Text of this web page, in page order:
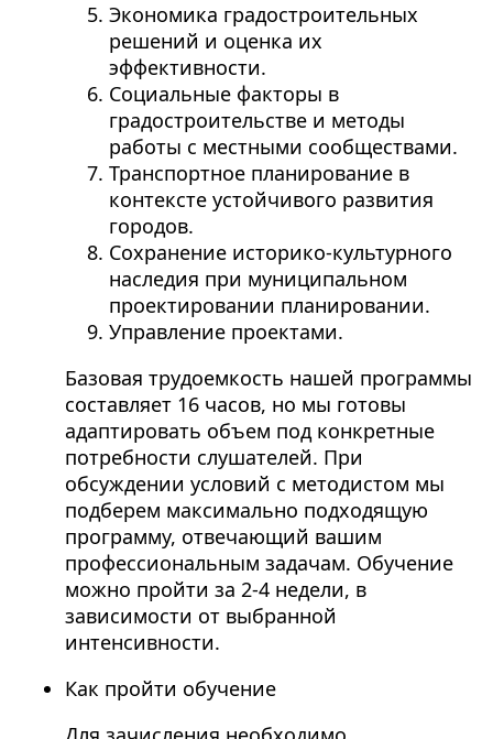
Экономика градостроительных
решений и оценка их
эффективности.
Социальные факторы в
градостроительстве и методы
работы с местными сообществами.
Транспортное планирование в
контексте устойчивого развития
городов.
Сохранение историко-культурного
наследия при муниципальном
проектировании планировании.
Управление проектами.
Базовая трудоемкость нашей программы
составляет 16 часов, но мы готовы
адаптировать объем под конкретные
потребности слушателей. При
обсуждении условий с методистом мы
подберем максимально подходящую
программу, отвечающий вашим
профессиональным задачам. Обучение
можно пройти за 2-4 недели, в
зависимости от выбранной
интенсивности.
Как пройти обучение